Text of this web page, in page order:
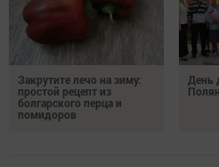
Закрутите лечо на зиму:
простой рецепт из
болгарского перца и
помидоров
День